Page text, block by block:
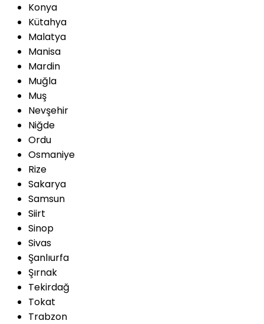
Konya
Kütahya
Malatya
Manisa
Mardin
Muğla
Muş
Nevşehir
Niğde
Ordu
Osmaniye
Rize
Sakarya
Samsun
Siirt
Sinop
Sivas
Şanlıurfa
Şırnak
Tekirdağ
Tokat
Trabzon